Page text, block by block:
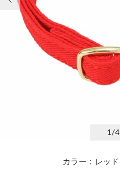
1/4
カラー：レッド